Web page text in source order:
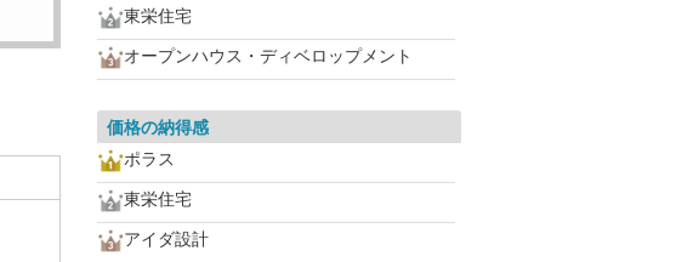
東栄住宅
オープンハウス・ディベロップメント
価格の納得感
ポラス
東栄住宅
アイダ設計